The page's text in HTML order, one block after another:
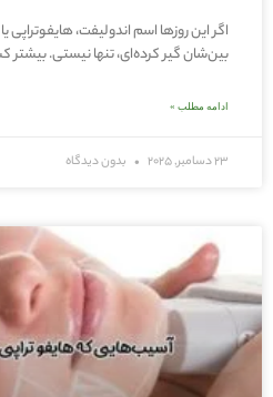
اگر این روزها اسم اندولیفت،
بین‌شان گیر کرده‌ای، تنها نیستی. بیشتر
ادامه مطلب »
23 دسامبر, 2025 بدون دیدگاه